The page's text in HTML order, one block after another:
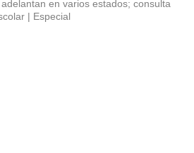
en varios estados; consulta
Especial